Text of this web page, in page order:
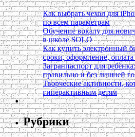
Как выбрать чехол для
по всем параметрам
Обучение вокалу для
в школе SOLO
Как купить электронный
сроки, оформление,
Загранпаспорт для
правильно и без лишней
Творческие активности,
гиперактивным детям
Рубрики